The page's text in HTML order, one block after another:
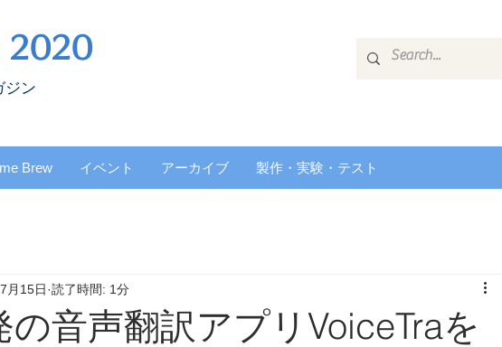
2020
ジン
Brew イベント アーカイブ 製作・実験・テスト
の音声翻訳アプリVoiceTraを
月15日 読了時間: 1分